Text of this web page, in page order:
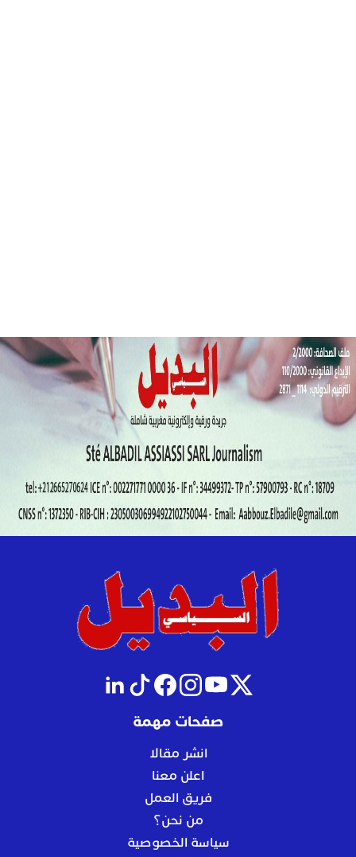
صفحات مهمة
انشر مقالا
اعلن معنا
فريق العمل
من نحن؟
سياسة الخصوصية